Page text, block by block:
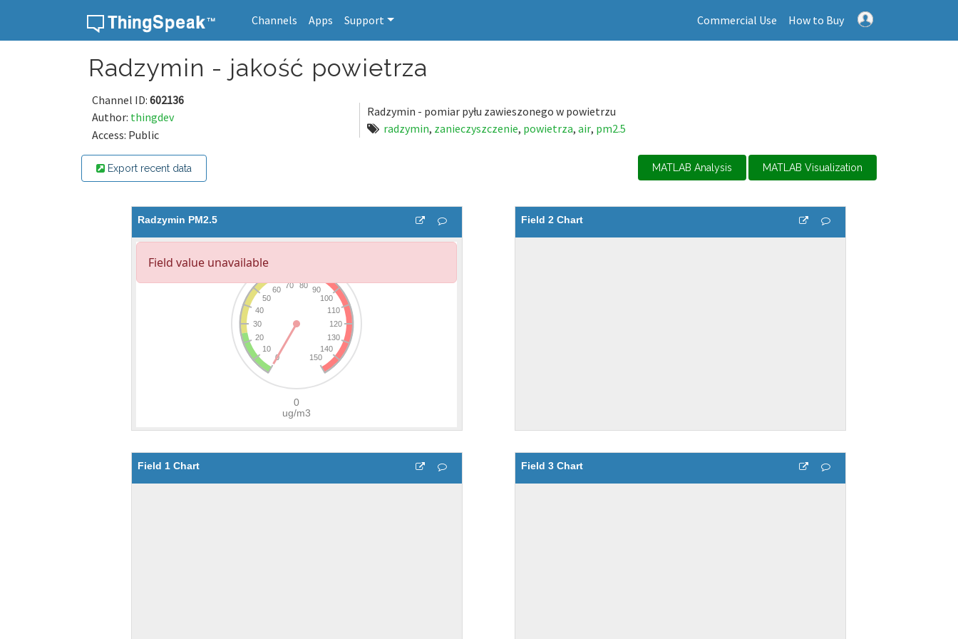
Channels Apps Support Commercial Use How to Buy
Radzymin - jakość powietrza
Channel ID: 602136
Author: thingdev
Access: Public
Radzymin - pomiar pyłu zawieszonego w powietrzu
radzymin, zanieczyszczenie, powietrza, air, pm2.5
Export recent data MATLAB Analysis MATLAB Visualization
Radzymin PM2.5 Field 2 Chart
Field 1 Chart Field 3 Chart